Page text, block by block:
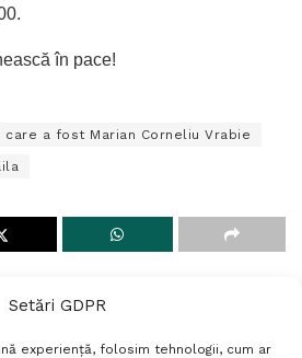
Setări GDPR
experiență, folosim tehnologii, cum ar
în pace!
a fost Marian Corneliu Vrabie